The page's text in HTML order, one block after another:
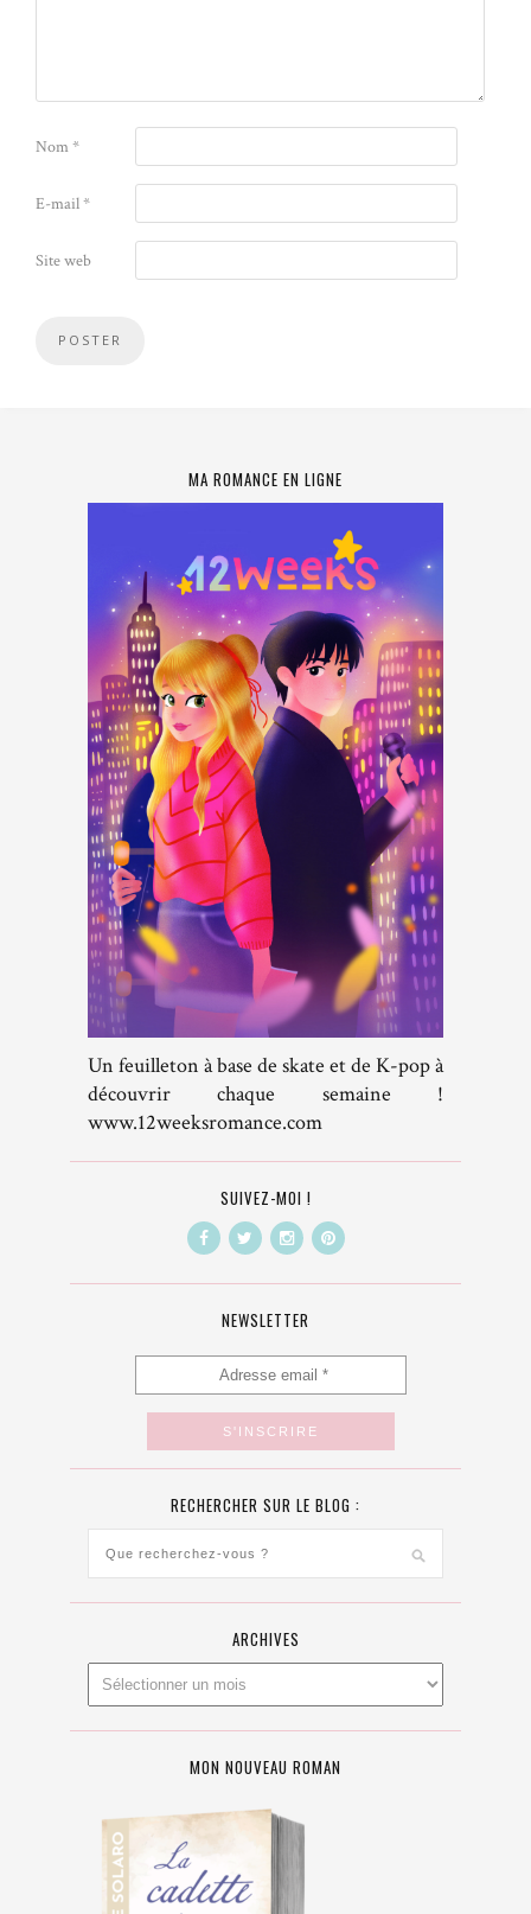
Nom*
E-mail*
Site web
MA ROMANCE EN LIGNE
Un feuilleton à base de skate et de K-pop à
découvrir chaque semaine !
www.12weeksromance.com
SUIVEZ-MOI !
NEWSLETTER
RECHERCHER SUR LE BLOG :
ARCHIVES
MON NOUVEAU ROMAN